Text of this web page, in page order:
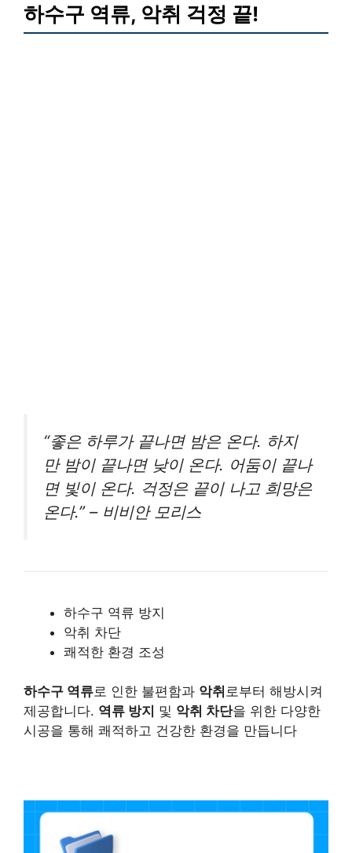
하수구 역류, 악취 걱정 끝!
“좋은 하루가 끝나면 밤은 온다. 하지
만 밤이 끝나면 낮이 온다. 어둠이 끝나
면 빛이 온다. 걱정은 끝이 나고 희망은
온다.” – 비비안 모리스
하수구 역류 방지
악취 차단
쾌적한 환경 조성
하수구 역류로 인한 불편함과 악취 로부터 해방시켜
제공합니다. 역류 방지 및 악취 차단을 위한 다양한
시공을 통해 쾌적하고 건강한 환경을 만듭니다